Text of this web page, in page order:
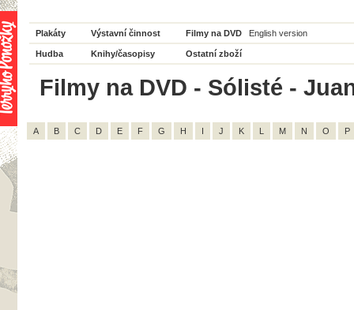
Plakáty Výstavní činnost Filmy na DVD English version
Hudba Knihy/časopisy Ostatní zboží
Filmy na DVD - Sólisté -
A B C D E F G H I J K L M N O P